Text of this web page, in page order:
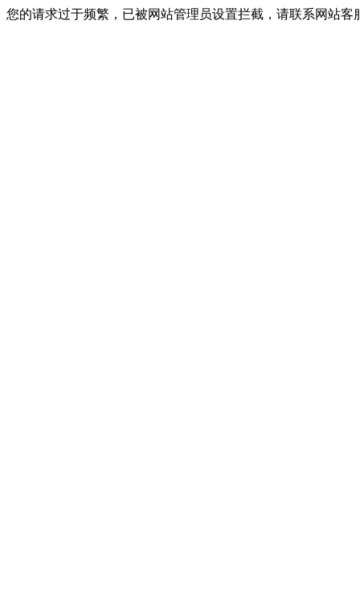
您的请求过于频繁，已被网站管理员设置拦截，请联系网站客